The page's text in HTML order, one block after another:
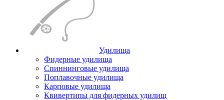
Удилища
Фидерные удилища
Спиннинговые удилища
Поплавочные удилища
Карповые удилища
Квивертипы для фидерных удилищ